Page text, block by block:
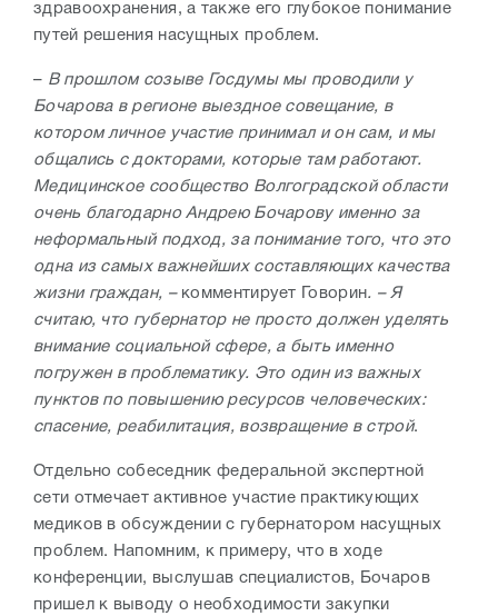
здравоохранения, а также его глубокое понимание
путей решения насущных проблем.
– В прошлом созыве Госдумы мы проводили у
Бочарова в регионе выездное совещание, в
котором личное участие принимал и он сам, и мы
общались с докторами, которые там работают.
Медицинское сообщество Волгоградской области
очень благодарно Андрею Бочарову именно за
неформальный подход, за понимание того, что это
одна из самых важнейших составляющих качества
жизни граждан, – комментирует Говорин. – Я
считаю, что губернатор не просто должен уделять
внимание социальной сфере, а быть именно
погружен в проблематику. Это один из важных
пунктов по повышению ресурсов человеческих:
спасение, реабилитация, возвращение в строй.
Отдельно собеседник федеральной экспертной
сети отмечает активное участие практикующих
медиков в обсуждении с губернатором насущных
проблем. Напомним, к примеру, что в ходе
конференции, выслушав специалистов, Бочаров
пришел к выводу о необходимости закупки